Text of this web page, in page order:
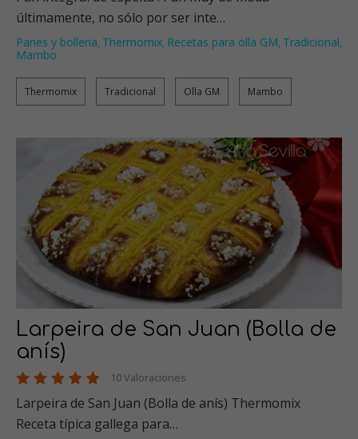
últimamente, no sólo por ser inte…
Panes y bolleria, Thermomix, Recetas para olla GM, Tradicional,
Mambo
Thermomix Tradicional Olla GM Mambo
Larpeira de San Juan (Bolla de
anís)
10 Valoraciones
Larpeira de San Juan (Bolla de anís) Thermomix
Receta típica gallega para…